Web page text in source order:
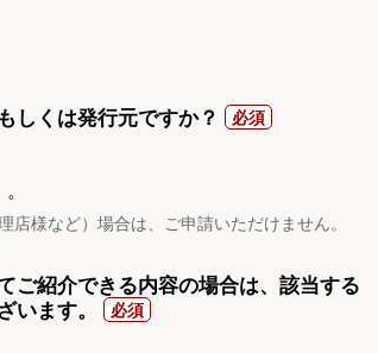
しくは発行元ですか？
様など）場合は、ご申請いただけません。
ご紹介できる内容の場合は、該当する
います。